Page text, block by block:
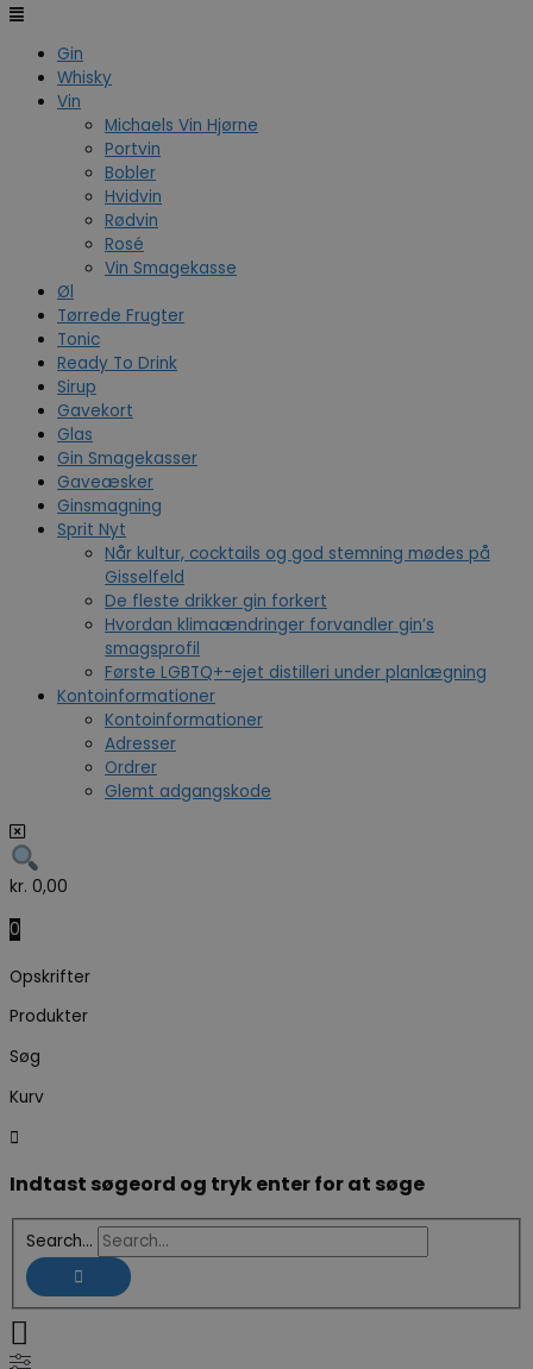
Gin
Whisky
Vin
Michaels Vin Hjørne
Portvin
Bobler
Hvidvin
Rødvin
Rosé
Vin Smagekasse
Øl
Tørrede Frugter
Tonic
Ready To Drink
Sirup
Gavekort
Glas
Gin Smagekasser
Gaveæsker
Ginsmagning
Sprit Nyt
Når kultur, cocktails og god stemning mødes på
Gisselfeld
De fleste drikker gin forkert
Hvordan klimaændringer forvandler gin’s
smagsprofil
Første LGBTQ+-ejet distilleri under planlægning
Kontoinformationer
Kontoinformationer
Adresser
Ordrer
Glemt adgangskode
kr. 0,00
0
Opskrifter
Produkter
Søg
Kurv
Indtast søgeord og tryk enter for at søge
Search...